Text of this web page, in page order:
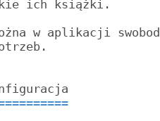
ich książki.
w aplikacji